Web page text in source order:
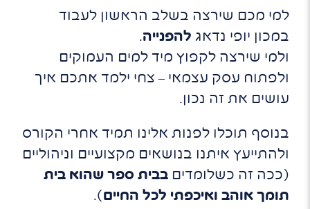
למי מכם שירצה בשלב הראשון לעבוד
במכון יופי נדאג להפנייה.
ולמי שירצה לקפוץ מיד למים העמוקים
ולפתוח עסק עצמאי – צחי ילמד אתכם איך
עושים את זה נכון.
בנוסף תוכלו לפנות אלינו תמיד אחרי הקורס
ולהתייעץ איתנו בנושאים מקצועיים וניהוליים
(ככה זה כשלומדים בבית ספר שהוא בית
תומך אוהב ואיכפתי לכל החיים).